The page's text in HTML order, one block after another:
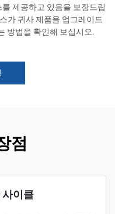
제공하고 있음을 보장드립
가 귀사 제품을 업그레이드
방법을 확인해 보십시오.
점
사이클